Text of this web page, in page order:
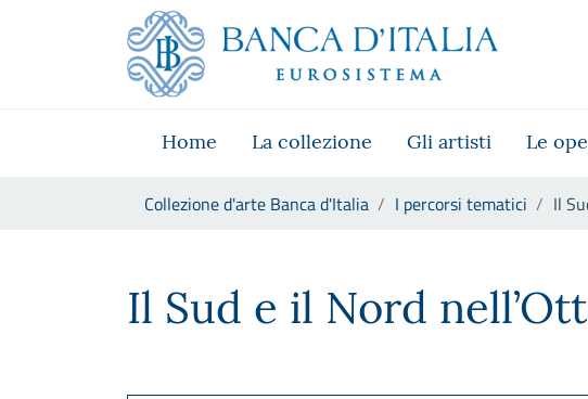
Skip to Main Content
Vai al sito istituzionale
Vai al menu di navigazione
Vai alla ricerca
Vai ai contenuti
Home La collezione Gli artisti Le
Collezione d'arte Banca d'Italia I percorsi tematici Il
Il Sud e il Nord